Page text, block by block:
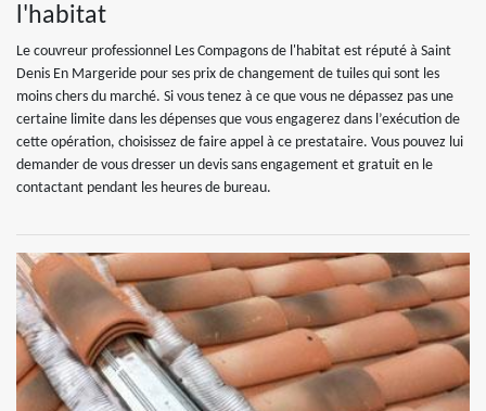
l'habitat
Le couvreur professionnel Les Compagons de l'habitat est réputé à Saint
Denis En Margeride pour ses prix de changement de tuiles qui sont les
moins chers du marché. Si vous tenez à ce que vous ne dépassez pas une
certaine limite dans les dépenses que vous engagerez dans l’exécution de
cette opération, choisissez de faire appel à ce prestataire. Vous pouvez lui
demander de vous dresser un devis sans engagement et gratuit en le
contactant pendant les heures de bureau.